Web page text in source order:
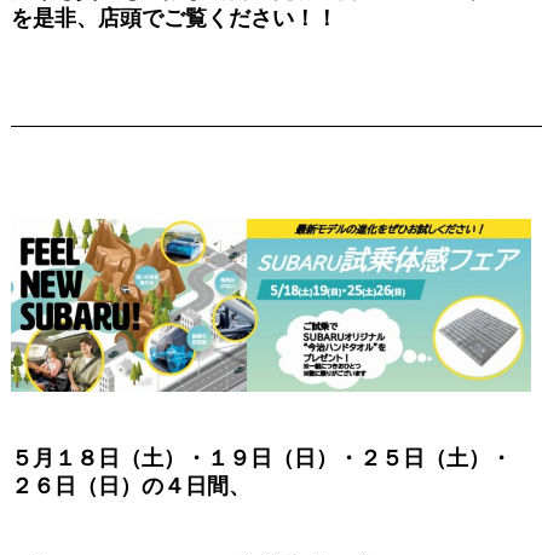
を是非、店頭でご覧ください！！
５月１８日（土）・１９日（日）・２５日（土）・
２６日（日）の４日間、